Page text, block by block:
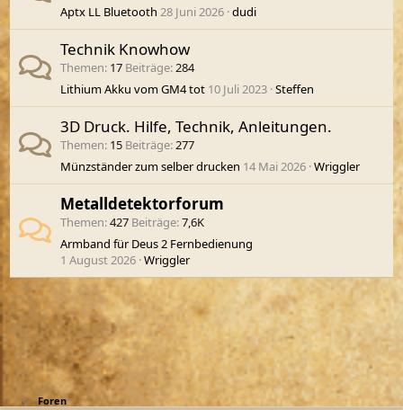
Aptx LL Bluetooth 28 Juni 2026 dudi
Technik Knowhow
Themen 17 Beiträge 284
Lithium Akku vom GM4 tot 10 Juli 2023 Steffen
3D Druck. Hilfe, Technik, Anleitungen.
Themen 15 Beiträge 277
Münzständer zum selber drucken 14 Mai 2026 Wriggler
Metalldetektorforum
Themen 427 Beiträge 7,6K
Armband für Deus 2 Fernbedienung
1 August 2026 Wriggler
Foren